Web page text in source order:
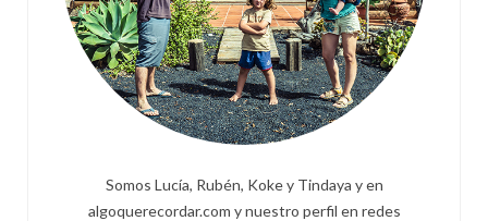
Somos Lucía, Rubén, Koke y Tindaya y en
algoquerecordar.com y nuestro perfil en redes